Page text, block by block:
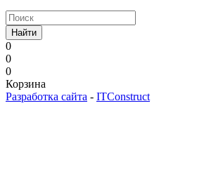
Найти
0
0
0
Корзина
Разработка сайта - ITConstruct